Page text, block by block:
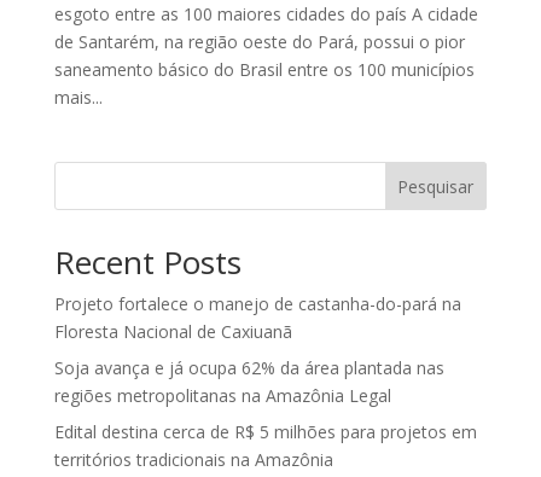
esgoto entre as 100 maiores cidades do país A cidade
de Santarém, na região oeste do Pará, possui o pior
saneamento básico do Brasil entre os 100 municípios
mais...
Pesquisar
Recent Posts
Projeto fortalece o manejo de castanha-do-pará na
Floresta Nacional de Caxiuanã
Soja avança e já ocupa 62% da área plantada nas
regiões metropolitanas na Amazônia Legal
Edital destina cerca de R$ 5 milhões para projetos em
territórios tradicionais na Amazônia